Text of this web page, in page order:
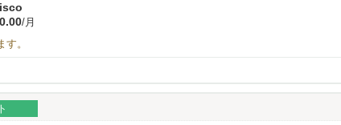
/月
。